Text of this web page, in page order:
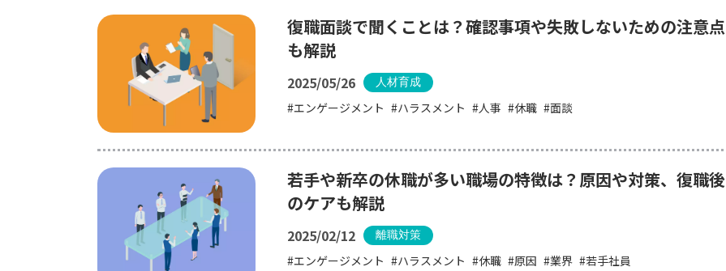
復職面談で聞くことは？確認事項や失敗しないための注意点
も解説
2025/05/26 人材育成
エンゲージメント ハラスメント 人事 休職 面談
若手や新卒の休職が多い職場の特徴は？原因や対策、復職後
のケアも解説
2025/02/12 離職対策
エンゲージメント ハラスメント 休職 原因 業界 若手社員